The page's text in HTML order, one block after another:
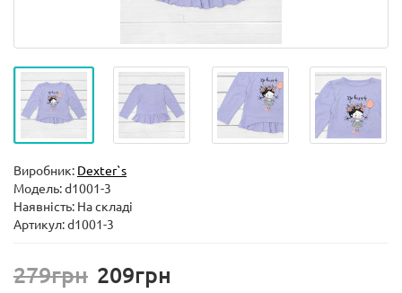
Виробник: Dexter`s
Модель:d1001-3
Наявність: На складі
Артикул: d1001-3
279грн 209грн